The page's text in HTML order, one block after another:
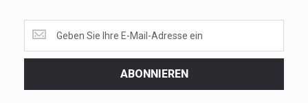
the
latest
ABONNIEREN